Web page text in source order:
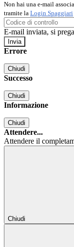
Non hai una e-mail
tramite la Login Spaggiari
E-mail inviata, si
Errore
Chiudi
Successo
Chiudi
Informazione
Chiudi
Attendere...
Attendere il
Chiudi